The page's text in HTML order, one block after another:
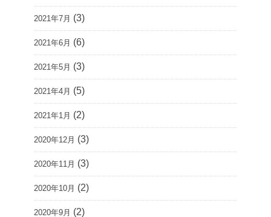
2021年7月 (3)
2021年6月 (6)
2021年5月 (3)
2021年4月 (5)
2021年1月 (2)
2020年12月 (3)
2020年11月 (3)
2020年10月 (2)
2020年9月 (2)